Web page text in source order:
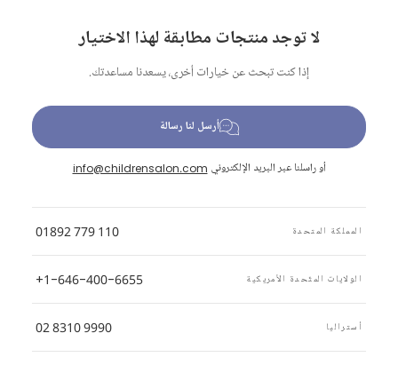
لا توجد منتجات مطابقة لهذا الاختيار
إذا كنت تبحث عن خيارات أخرى، يسعدنا مساعدتك.
أرسل لنا رسالة
أو راسلنا عبر البريد الإلكتروني info@childrensalon.com
المملكة المتحدة 01892 779 110
الولايات المتّحدة الأمريكية +1-646-400-6655
أستراليا 02 8310 9990